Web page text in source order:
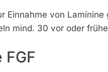
Einnahme von
mind. 30 vor oder